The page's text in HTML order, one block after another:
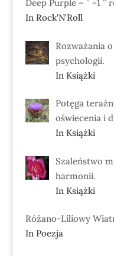
Deep Purple – ” =1 ”
In Rock'N'Roll
Rozważania
psychologii.
In Książki
Potęga
oświecenia i
In Książki
Szaleństwo
harmonii.
In Książki
Różano-Liliowy
In Poezja